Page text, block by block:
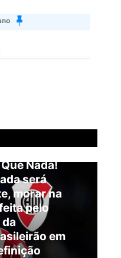
Nada!
será
morar na
pelo
em